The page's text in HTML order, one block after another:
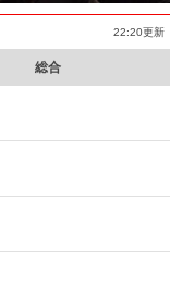
22:20更新
総合